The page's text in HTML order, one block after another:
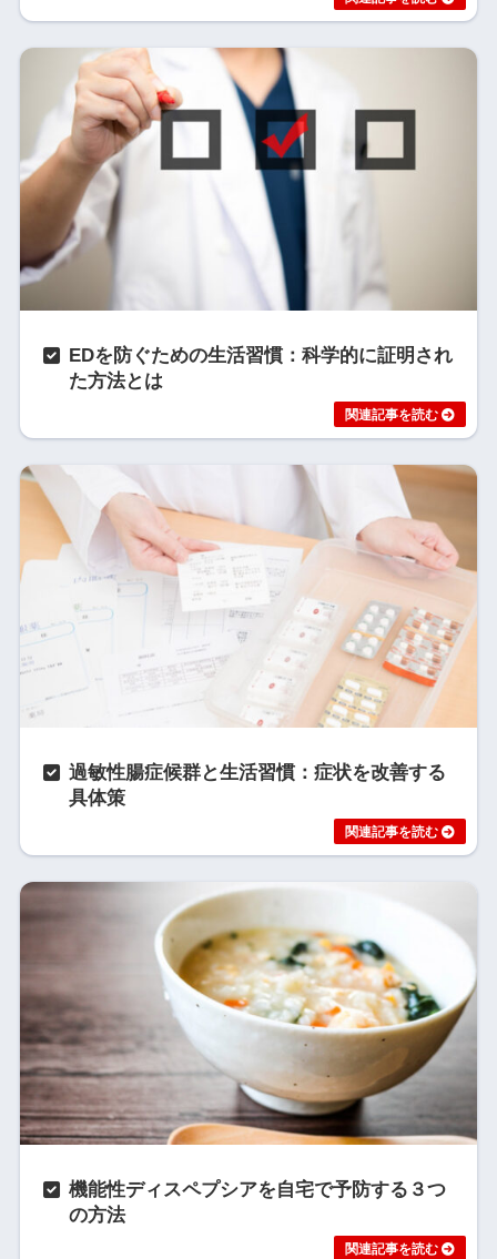
EDを防ぐための生活習慣：科学的に証明され
た方法とは
過敏性腸症候群と生活習慣：症状を改善する
具体策
機能性ディスペプシアを自宅で予防する３つ
の方法